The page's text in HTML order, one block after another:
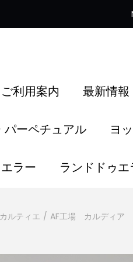
ご利用案内 最新情報
パーペチュアル ヨ
ラー ランドドゥエ
カルティエ / AF工場 カルディア